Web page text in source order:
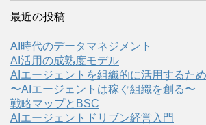
最近の投稿
AI時代のデータマネジメント
AI活用の成熟度モデル
AIエージェントを組織的に活用するた
〜AIエージェントは稼ぐ組織を創る〜
戦略マップとBSC
AIエージェントドリブン経営入門